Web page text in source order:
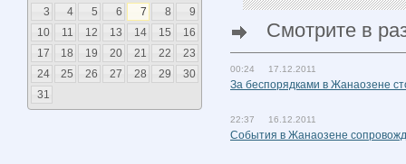
3
4 5 6 7 8
9
10
11 12 13 14 15
16
17
18 19 20 21 22
23
24
25 26 27 28 29
30
31
Смотрите в
00:24 17.12.2011
За беспорядками в Жанаозене
22:37 16.12.2011
События в Жанаозене